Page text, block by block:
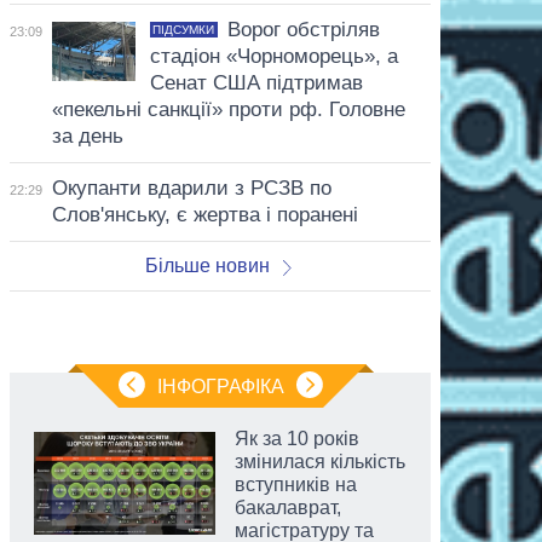
23:09 ПІДСУМКИ
Ворог обстріляв
стадіон «Чорноморець», а
Сенат США підтримав
«пекельні санкції» проти рф. Головне
за день
22:29
Окупанти вдарили з РСЗВ по
Слов'янську, є жертва і поранені
Більше новин
ІНФОГРАФІКА
Як за 10 років
змінилася кількість
вступників на
бакалаврат,
магістратуру та